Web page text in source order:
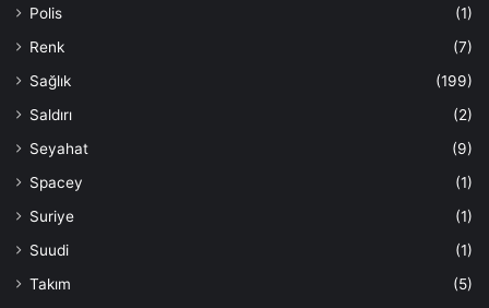
Polis
(1)
Renk
(7)
Sağlık
(199)
Saldırı
(2)
Seyahat
(9)
Spacey
(1)
Suriye
(1)
Suudi
(1)
Takım
(5)